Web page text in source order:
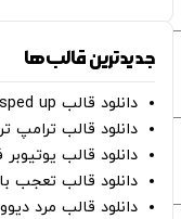
جدیدترین قالب‌ها
دانلود قالب perfect face - laydownrot sped up
دانلود قالب ترامپ
دانلود قالب
دانلود قالب تعجب
دانلود قالب مرد